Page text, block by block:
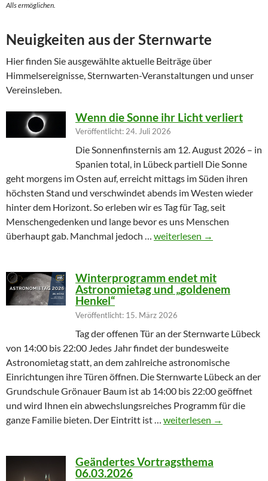
Alls ermöglichen.
Neuigkeiten aus der Sternwarte
Hier finden Sie ausgewählte aktuelle Beiträge über
Himmelsereignisse, Sternwarten-Veranstaltungen und unser
Vereinsleben.
Wenn die Sonne ihr Licht verliert
Veröffentlicht: 24. Juli 2026
Die Sonnenfinsternis am 12. August 2026 – in
Spanien total, in Lübeck partiell Die Sonne
geht morgens im Osten auf, erreicht mittags im Süden ihren
höchsten Stand und verschwindet abends im Westen wieder
hinter dem Horizont. So erleben wir es Tag für Tag, seit
Menschengedenken und lange bevor es uns Menschen
überhaupt gab. Manchmal jedoch … Wenn die Sonne ihr Licht
weiterlesen →
Winterprogramm endet mit
Astronomietag und „goldenem
Henkel“
Veröffentlicht: 15. März 2026
Tag der offenen Tür an der Sternwarte Lübeck
von 14:00 bis 22:00 Jedes Jahr findet der bundesweite
Astronomietag statt, an dem zahlreiche astronomische
Einrichtungen ihre Türen öffnen. Die Sternwarte Lübeck an der
Grundschule Grönauer Baum ist ab 14:00 bis 22:00 geöffnet
und wird Ihnen ein abwechslungsreiches Programm für die
ganze Familie bieten. Der Eintritt ist … Winterprogramm endet
weiterlesen →
Geändertes Vortragsthema
06.03.2026